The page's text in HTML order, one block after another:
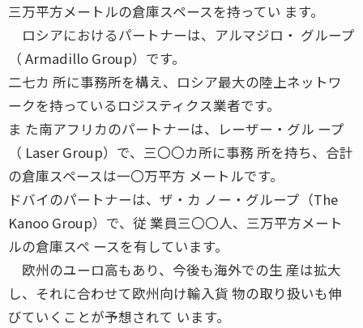
三万平方メートルの倉庫スペースを持ってい ます。
ロシアにおけるパートナーは、アルマジロ・ グループ
（ Armadillo Group）です。
二七カ 所に事務所を構え、ロシア最大の陸上ネットワ
ークを持っているロジスティクス業者です。
ま た南アフリカのパートナーは、レーザー・グル ープ
（ Laser Group）で、三〇〇カ所に事務 所を持ち、合計
の倉庫スペースは一〇万平方 メートルです。
ドバイのパートナーは、ザ・カ ノー・グループ（The
Kanoo Group）で、従 業員三〇〇人、三万平方メート
ルの倉庫スペ ースを有しています。
欧州のユーロ高もあり、今後も海外での生 産は拡大
し、それに合わせて欧州向け輸入貨 物の取り扱いも伸
びていくことが予想されて います。